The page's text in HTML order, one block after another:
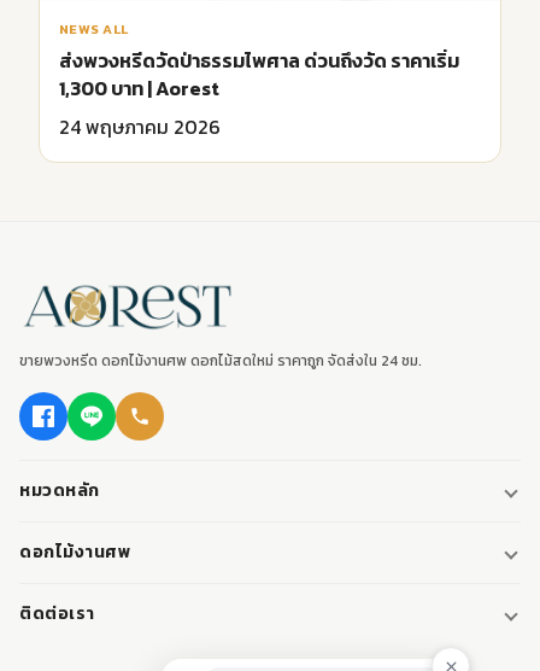
NEWS ALL
ส่งพวงหรีดวัดป่าธรรมไพศาล ด่วนถึงวัด ราคาเริ่ม
1,300 บาท | Aorest
24 พฤษภาคม 2026
ขายพวงหรีด ดอกไม้งานศพ ดอกไม้สดใหม่ ราคาถูก จัดส่งใน 24 ชม.
หมวดหลัก
พวงหรีด
พวงหรีดมาลา
ดอกไม้งานศพ
ดอกไม้หน้าศพ
ติดต่อเรา